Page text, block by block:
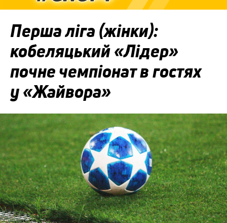
Перша ліга (жінки):
кобеляцький «Лідер»
почне чемпіонат в гостях
у «Жайвора»